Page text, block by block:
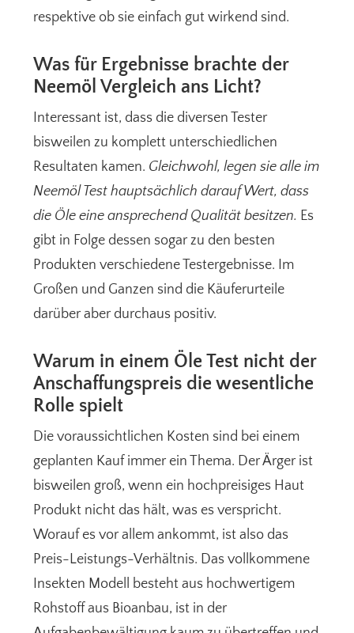
respektive ob sie einfach gut wirkend sind.
Was für Ergebnisse brachte der
Neemöl Vergleich ans Licht?
Interessant ist, dass die diversen Tester
bisweilen zu komplett unterschiedlichen
Resultaten kamen. Gleichwohl, legen sie alle im
Neemöl Test hauptsächlich darauf Wert, dass
die Öle eine ansprechend Qualität besitzen. Es
gibt in Folge dessen sogar zu den besten
Produkten verschiedene Testergebnisse. Im
Großen und Ganzen sind die Käuferurteile
darüber aber durchaus positiv.
Warum in einem Öle Test nicht der
Anschaffungspreis die wesentliche
Rolle spielt
Die voraussichtlichen Kosten sind bei einem
geplanten Kauf immer ein Thema. Der Ärger ist
bisweilen groß, wenn ein hochpreisiges Haut
Produkt nicht das hält, was es verspricht.
Worauf es vor allem ankommt, ist also das
Preis-Leistungs-Verhältnis. Das vollkommene
Insekten Modell besteht aus hochwertigem
Rohstoff aus Bioanbau, ist in der